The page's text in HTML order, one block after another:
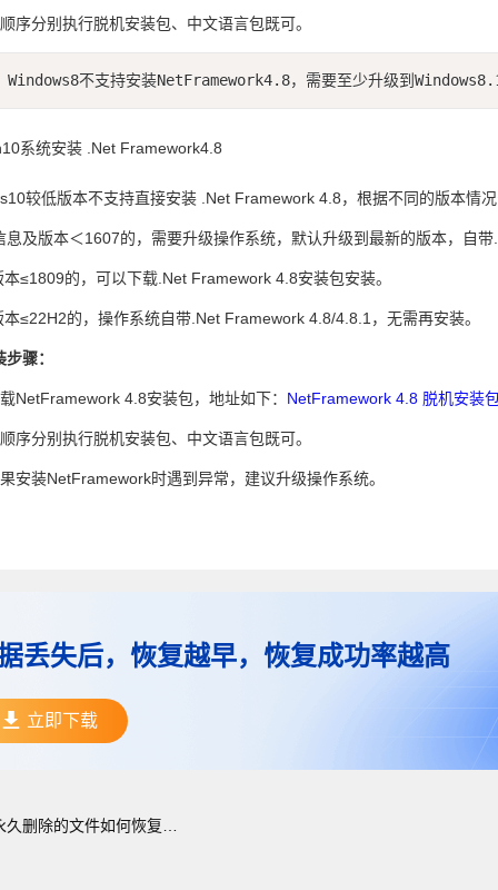
序分别执行脱机安装包、中文语言包既可。
Windows8不支持安装NetFramework4.8，需要至少升级到
系统安装 .Net Framework4.8
较低版本不支持直接安装 .Net Framework 4.8，根据不同的版本情
息及版本＜1607的，需要升级操作系统，默认升级到最新的版本，自
≤1809的，可以下载.Net Framework 4.8安装包安装。
≤22H2的，操作系统自带.Net Framework 4.8/4.8.1，无需再安装。
骤：
NetFramework 4.8安装包，地址如下： NetFramework 4.8 脱机安装
序分别执行脱机安装包、中文语言包既可。
安装NetFramework时遇到异常，建议升级操作系统。
丢失后，恢复越早，恢复成功率越高
立即下载